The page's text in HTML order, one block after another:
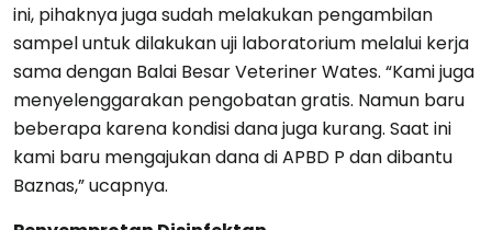
ini, pihaknya juga sudah melakukan pengambilan
sampel untuk dilakukan uji laboratorium melalui kerja
sama dengan Balai Besar Veteriner Wates. “Kami juga
menyelenggarakan pengobatan gratis. Namun baru
beberapa karena kondisi dana juga kurang. Saat ini
kami baru mengajukan dana di APBD P dan dibantu
Baznas,” ucapnya.